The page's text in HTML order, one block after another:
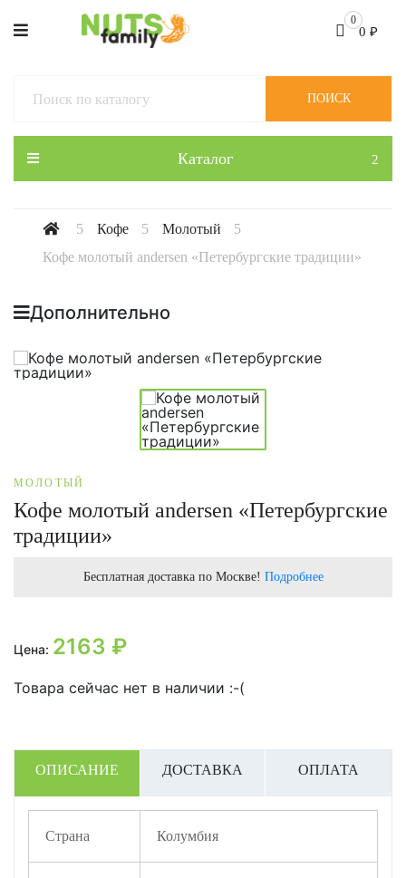
0
0 ₽
Каталог
ПОИСК
Кофе
Молотый
Кофе молотый andersen «Петербургские традиции»
Дополнительно
МОЛОТЫЙ
Кофе молотый andersen «Петербургские
традиции»
Бесплатная доставка по Москве! Подробнее
Цена: 2163 ₽
Товара сейчас нет в наличии :-(
ОПИСАНИЕ ДОСТАВКА ОПЛАТА
Страна Колумбия